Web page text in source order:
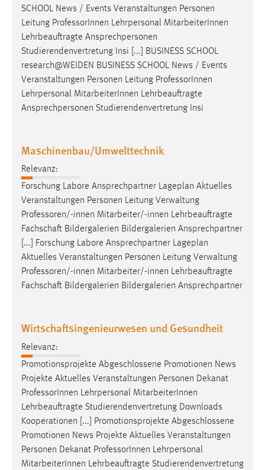
SCHOOL News / Events Veranstaltungen Personen
Leitung Professor Innen Lehrpersonal MitarbeiterInnen
Lehrbeauftragte Ansprechpersonen
Studierendenvertretung Insi [...] BUSINESS SCHOOL
research@WEIDEN BUSINESS SCHOOL News / Events
Veranstaltungen Personen Leitung Professor Innen
Lehrpersonal MitarbeiterInnen Lehrbeauftragte
Ansprechpersonen Studierendenvertretung Insi
Maschinenbau/Umwelttechnik
Relevanz:
Forschung Labore Ansprechpartner Lageplan Aktuelles
Veranstaltungen Personen Leitung Verwaltung
Professoren/-innen Mitarbeiter/-innen Lehrbeauftragte
Fachschaft Bildergalerien Bildergalerien Ansprechpartner
[...] Forschung Labore Ansprechpartner Lageplan
Aktuelles Veranstaltungen Personen Leitung Verwaltung
Professoren/-innen Mitarbeiter/-innen Lehrbeauftragte
Fachschaft Bildergalerien Bildergalerien Ansprechpartner
Wirtschaftsingenieurwesen und Gesundheit
Relevanz:
Promotionsprojekte Abgeschlossene Promotionen News
Projekte Aktuelles Veranstaltungen Personen Dekanat
Professor Innen Lehrpersonal MitarbeiterInnen
Lehrbeauftragte Studierendenvertretung Downloads
Kooperationen [...] Promotionsprojekte Abgeschlossene
Promotionen News Projekte Aktuelles Veranstaltungen
Personen Dekanat Professor Innen Lehrpersonal
MitarbeiterInnen Lehrbeauftragte Studierendenvertretung